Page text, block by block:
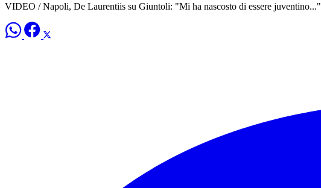
VIDEO / Napoli, De Laurentiis su Giuntoli: "Mi ha nascosto di essere juventino..."